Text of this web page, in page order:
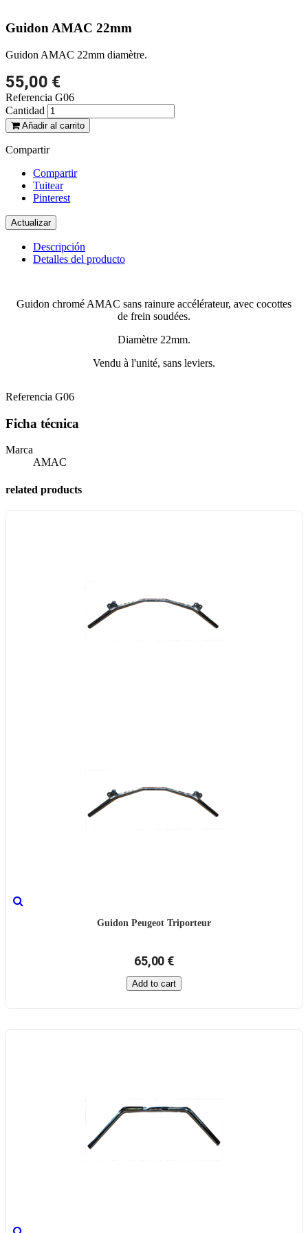
Guidon AMAC 22mm
Guidon AMAC 22mm diamètre.
55,00 €
Referencia G06
Cantidad
Añadir al carrito
Compartir
Compartir
Tuitear
Pinterest
Descripción
Detalles del producto
Guidon chromé AMAC sans rainure accélérateur, avec cocottes
de frein soudées.
Diamètre 22mm.
Vendu à l'unité, sans leviers.
Referencia G06
Ficha técnica
Marca
AMAC
related products
Guidon Peugeot Triporteur
65,00 €
Add to cart